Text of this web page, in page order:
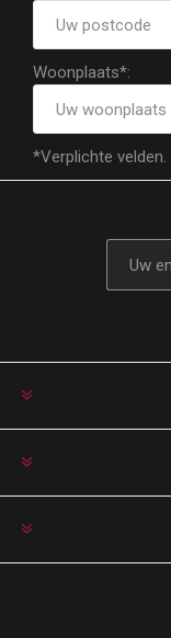
Woonplaats*:
*Verplichte velden.